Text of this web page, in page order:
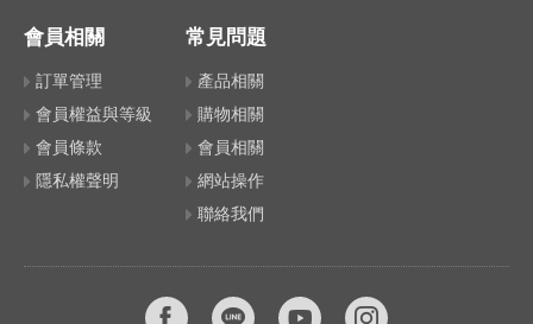
會員相關
訂單管理
會員權益與等級
會員條款
隱私權聲明
常見問題
產品相關
購物相關
會員相關
網站操作
聯絡我們